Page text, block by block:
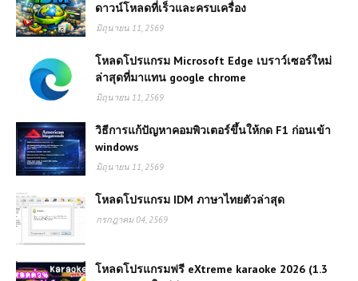
ดาวน์โหลดที่เร็วและครบเครื่อง
มิถุนายน 11, 2569
โหลดโปรแกรม Microsoft Edge เบราว์เซอร์ใหม่
ล่าสุดที่มาแทน google chrome
มิถุนายน 11, 2569
วิธีการแก้ปัญหาคอมพิวเตอร์ขึ้นให้กด F1 ก่อนเข้า
windows
มิถุนายน 11, 2569
โหลดโปรแกรม IDM ภาษาไทยตัวล่าสุด
กรกฎาคม 04, 2569
โหลดโปรแกรมฟรี eXtreme karaoke 2026 (1.3